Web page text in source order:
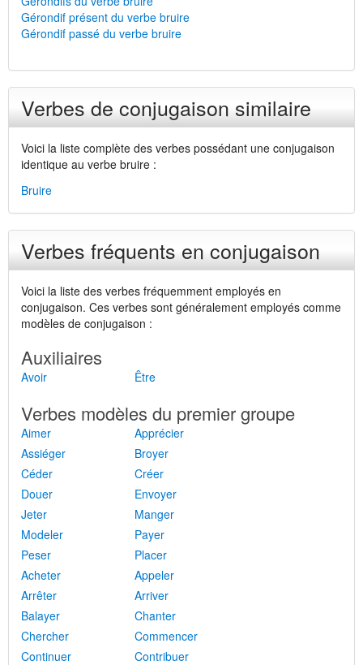
Gérondif présent du verbe bruire
Gérondif passé du verbe bruire
Verbes de conjugaison similaire
Voici la liste complète des verbes possédant une conjugaison
identique au verbe bruire :
Bruire
Verbes fréquents en conjugaison
Voici la liste des verbes fréquemment employés en
conjugaison. Ces verbes sont généralement employés comme
modèles de conjugaison :
Auxiliaires
Avoir Être
Verbes modèles du premier groupe
Aimer
Apprécier
Assiéger
Broyer
Céder
Créer
Douer
Envoyer
Jeter
Manger
Modeler
Payer
Peser
Placer
Acheter
Appeler
Arrêter
Arriver
Balayer
Chanter
Chercher
Commencer
Continuer
Contribuer